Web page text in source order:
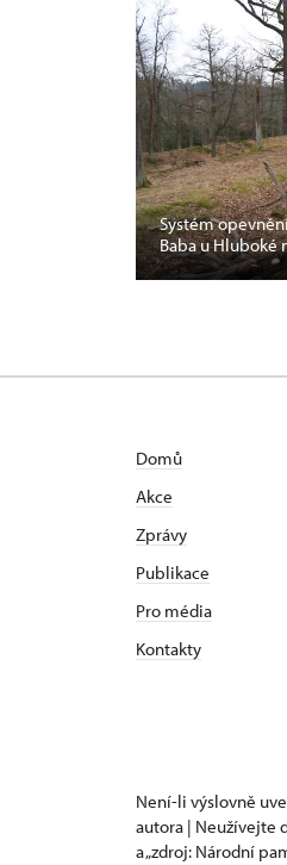
Systém
Baba u Hluboké
Domů
Akce
Zprávy
Publikace
Pro média
Kontakty
Není-li výslovně
autora | Neužívejte
a „zdroj: Národní